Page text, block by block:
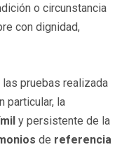
o circunstancia
con dignidad,
pruebas realizada
particular, la
y persistente de la
de referencia